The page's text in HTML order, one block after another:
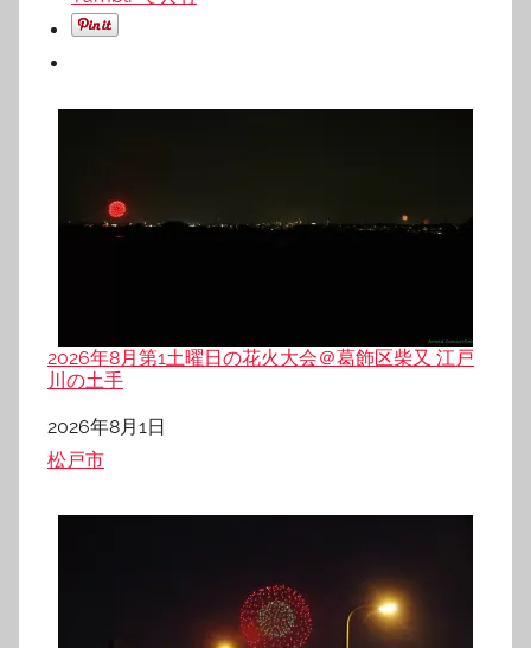
2026年8月第1土曜日の花火大会＠葛飾区柴又 江戸
川の土手
日付
2026年8月1日
関連理由
松戸市